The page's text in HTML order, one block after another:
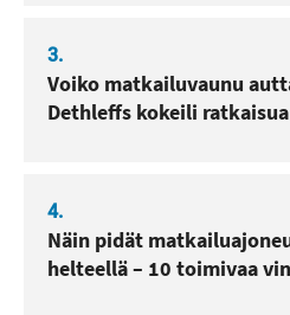
3.
Voiko matkailuvaunu
Dethleffs kokeili
4.
Näin pidät
helteellä – 10 toimivaa